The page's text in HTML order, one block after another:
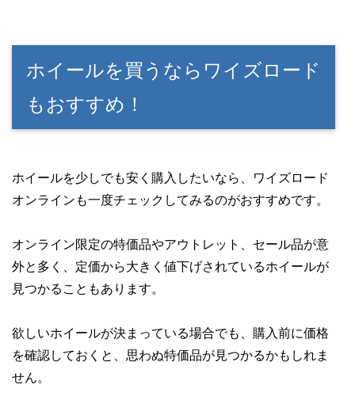
ホイールを買うならワイズロード
もおすすめ！
ホイールを少しでも安く購入したいなら、ワイズロード
オンラインも一度チェックしてみるのがおすすめです。
オンライン限定の特価品やアウトレット、セール品が意
外と多く、定価から大きく値下げされているホイールが
見つかることもあります。
欲しいホイールが決まっている場合でも、購入前に価格
を確認しておくと、思わぬ特価品が見つかるかもしれま
せん。